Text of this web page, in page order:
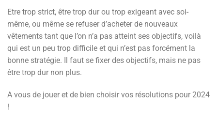
Etre trop strict, être trop dur ou trop exigeant avec soi-
même, ou même se refuser d’acheter de nouveaux
vêtements tant que l’on n’a pas atteint ses objectifs, voilà
qui est un peu trop difficile et qui n’est pas forcément la
bonne stratégie. Il faut se fixer des objectifs, mais ne pas
être trop dur non plus.
A vous de jouer et de bien choisir vos résolutions pour 2024
!